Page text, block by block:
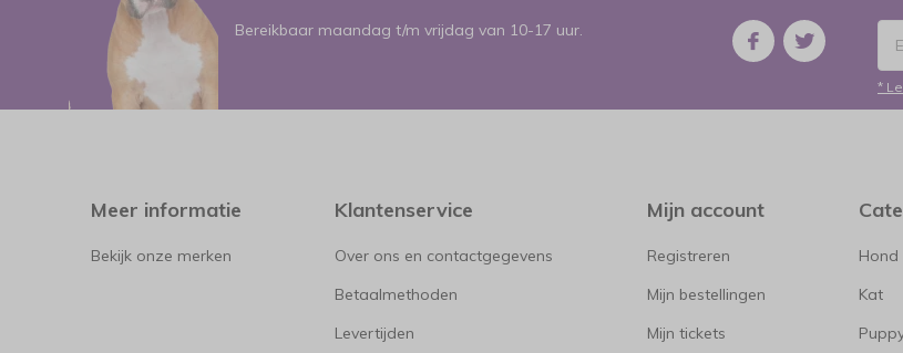
Bereikbaar maandag t/m vrijdag van 10-17 uur.
*
Meer informatie
Bekijk onze merken
Klantenservice
Over ons en contactgegevens
Betaalmethoden
Levertijden
Mijn account
Registreren
Mijn bestellingen
Mijn tickets
Hond
Kat